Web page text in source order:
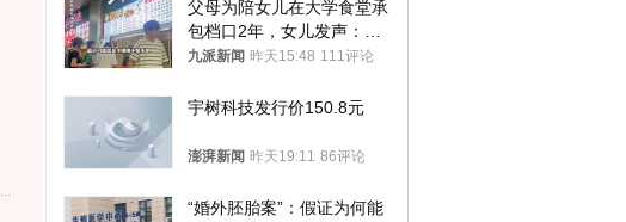
父母为陪女儿在大学食堂承
包档口2年，女儿发声：初
衷是为了陪伴，毕业后将不
九派新闻 昨天15:48 111评论
宇树科技发行价150.8元
澎湃新闻 昨天19:11 86评论
“婚外胚胎案”：假证为何能